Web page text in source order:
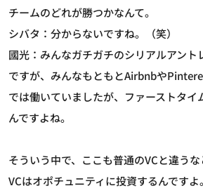
チームのどれが勝つかなんて。
シバタ：分からないですね。（笑）
國光：みんなガチガチのシリアルアント
ですが、みんなもともとAirbnbや
では働いていましたが、ファーストタイ
んですよね。
そういう中で、ここも普通のVCと違う
VCはオポチュニティに投資するんです